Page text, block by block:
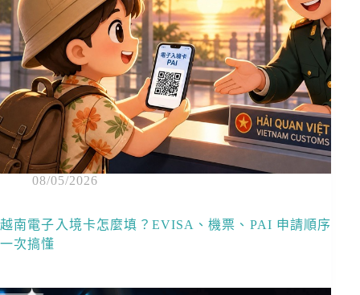
08/05/2026
越南電子入境卡怎麼填？EVISA、機票、PAI 申請順序
一次搞懂